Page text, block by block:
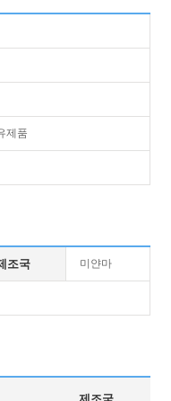
제품
조국 미얀마